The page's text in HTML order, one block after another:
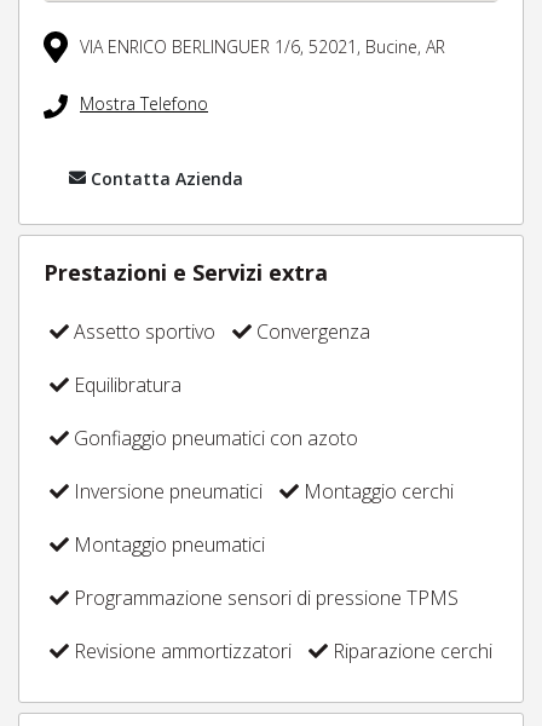
VIA ENRICO BERLINGUER 1/6, 52021, Bucine, AR
Mostra Telefono
Contatta Azienda
Prestazioni e Servizi extra
Assetto sportivo
Convergenza
Equilibratura
Gonfiaggio pneumatici con azoto
Inversione pneumatici
Montaggio cerchi
Montaggio pneumatici
Programmazione sensori di pressione TPMS
Revisione ammortizzatori
Riparazione cerchi